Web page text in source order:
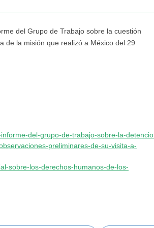
del Grupo de Trabajo sobre la cuestión
de la misión que realizó a México del 29
del-grupo-de-trabajo-sobre-la-
preliminares-de-su-visita-a-
sobre-los-derechos-humanos-de-los-